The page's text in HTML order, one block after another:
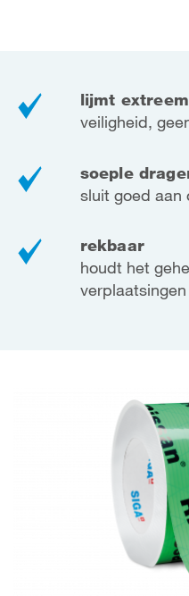
lijmt
veiligheid,
soeple
sluit goed aan
rekbaar
houdt het
verplaatsingen